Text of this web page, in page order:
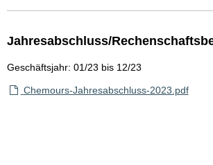
Jahresabschluss/
Geschäftsjahr: 01/23 bis 12/23
Chemours-Jahresabschluss-2023.pdf